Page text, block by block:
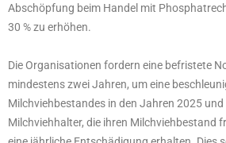
Abschöpfung beim Handel mit
30 % zu erhöhen.
Die Organisationen fordern eine befristete
mindestens zwei Jahren, um eine
Milchviehbestandes in den Jahren 2025 und
Milchviehhalter, die ihren Milchviehbestand